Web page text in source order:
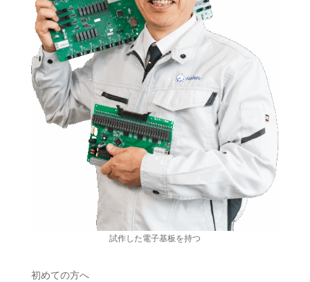
試作した電子基板を持つ
初めての方へ